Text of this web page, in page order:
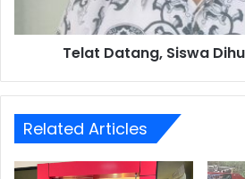
Telat Datang, Siswa
Related Articles